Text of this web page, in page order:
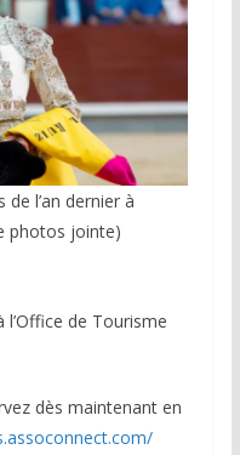
l’an dernier à
photos jointe)
de Tourisme
dès maintenant en